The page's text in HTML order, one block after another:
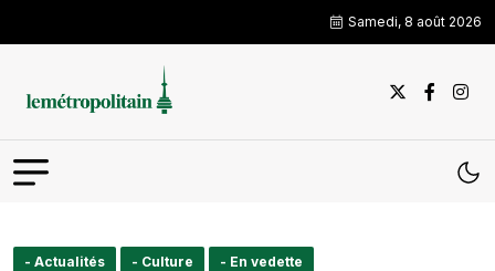
Samedi, 8 août 2026
- Actualités - Culture - En vedette